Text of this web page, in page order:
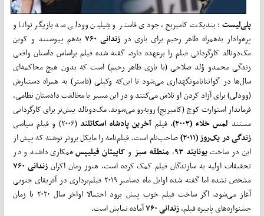
پلی‌لیست: بندیکت کامبربچ، جودی فاستر و شِیلین وودلی سه بازیگر توانا و
پرهوادار به‌همراه طاهر رحیم برای بازی در زندانی ۷۶۰
به‌هم پیوستند و کوین
مک‌دونالد کارگردانی فیلم را برعهده دارد. گفته شده فیلم براساس داستان واقعی
زندگی محمدو وُلد صلاحی (با بازی طاهر رحیم) است که بدون هیچ محاکمه‌ای
سال‌ها در گوانتانامونگهداری می‌شود تا این‌که وکیلی (فاستر) به همراه دستیارش
(وودلی) برای آزاد کردن او تلاش می‌کنند و در این مسیر با مخالفت دادستان نظامی،
فرماندار استوارت کوچ (کامبربچ) روبه‌رو می‌شوند. مک‌دونالد بیش‌تر برای کارگردانی
مستند لمس خلاء (۲۰۰۳) ، فیلم آخرین پادشاه اسکاتلند(۲۰۰۶) و فیلم سیاسی
زندگی در یک‌روز (۲۰۱۱)
صاحب‌نام است. فیلم‌نامه را مایکل برونر نوشته که پیش از
این در ساختیونایتد ۹۳ ، منطقه سبزو کاپیتان فیلیپسهمکاری داشته و در
تحقیقات اولیه به سازندگان فیلم کمک کرده است. هنوز زمان اکران زندانی ۷۶۰
مشخص نشده اما گفته شده اوایل ماه دسامبر ۲۰۱۹ فیلم‌برداری در آفریقای جنوبی
آغاز می‌شود. اگر ساخت فیلم خوب پیش برود احتمالا اواخر سال ۲۰۲۰ یا زمان
جشنواره‌های پاییزه فیلم،زندانی ۷۶۰ آماده نمایش است.